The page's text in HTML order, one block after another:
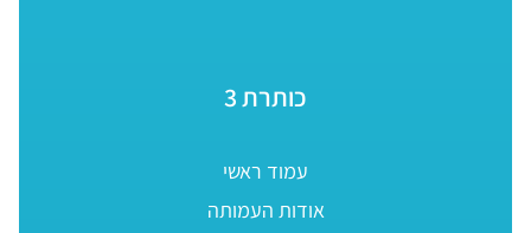
כותרת 3
עמוד ראשי
אודות העמותה